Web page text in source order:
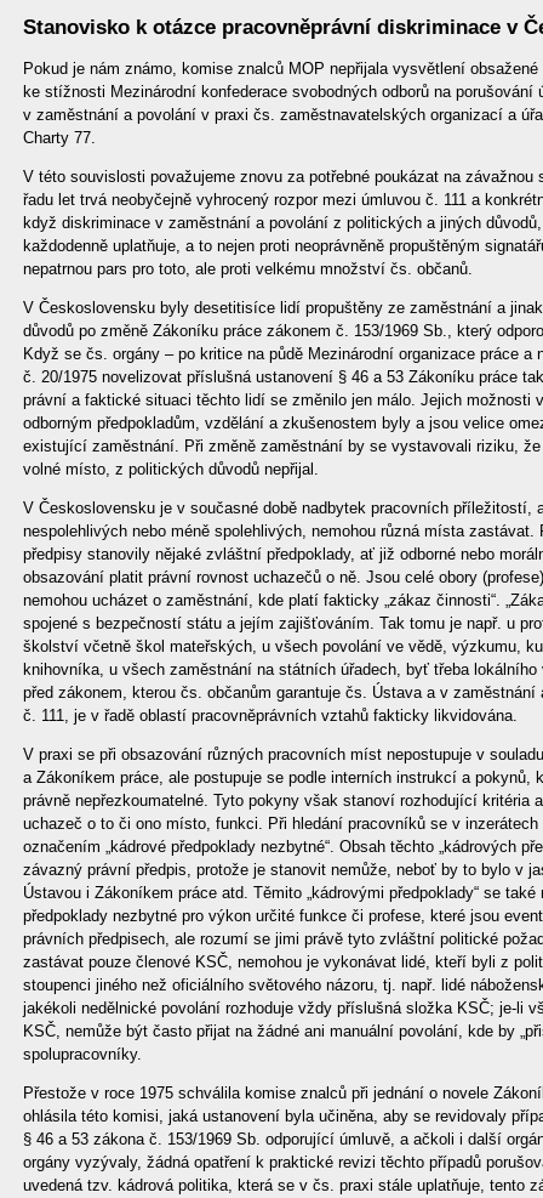
Stanovisko k otázce pracovněprávní diskriminace v
Pokud je nám známo, komise znalců MOP nepřijala vysvětlení
ke stížnosti Mezinárodní konfederace svobodných odborů na porušování
v zaměstnání a povolání v praxi čs. zaměstnavatelských organizací a
Charty 77.
V této souvislosti považujeme znovu za potřebné poukázat na
řadu let trvá neobyčejně vyhrocený rozpor mezi úmluvou č. 111 a
když diskriminace v zaměstnání a povolání z politických a jiných
každodenně uplatňuje, a to nejen proti neoprávněně propuštěným
nepatrnou pars pro toto, ale proti velkému množství čs. občanů.
V Československu byly desetitisíce lidí propuštěny ze zaměstnání a
důvodů po změně Zákoníku práce zákonem č. 153/1969 Sb., který
Když se čs. orgány – po kritice na půdě Mezinárodní organizace práce a
č. 20/1975 novelizovat příslušná ustanovení § 46 a 53 Zákoníku práce
právní a faktické situaci těchto lidí se změnilo jen málo. Jejich možnosti
odborným předpokladům, vzdělání a zkušenostem byly a jsou velice
existující zaměstnání. Při změně zaměstnání by se vystavovali riziku,
volné místo, z politických důvodů nepřijal.
V Československu je v současné době nadbytek pracovních
nespolehlivých nebo méně spolehlivých, nemohou různá místa
předpisy stanovily nějaké zvláštní předpoklady, ať již odborné nebo
obsazování platit právní rovnost uchazečů o ně. Jsou celé obory
nemohou ucházet o zaměstnání, kde platí fakticky „zákaz činnosti“.
spojené s bezpečností státu a jejím zajišťováním. Tak tomu je např. u
školství včetně škol mateřských, u všech povolání ve vědě, výzkumu,
knihovníka, u všech zaměstnání na státních úřadech, byť třeba
před zákonem, kterou čs. občanům garantuje čs. Ústava a v
č. 111, je v řadě oblastí pracovněprávních vztahů fakticky likvidována.
V praxi se při obsazování různých pracovních míst nepostupuje v
a Zákoníkem práce, ale postupuje se podle interních instrukcí a pokynů,
právně nepřezkoumatelné. Tyto pokyny však stanoví rozhodující kritéria
uchazeč o to či ono místo, funkci. Při hledání pracovníků se v
označením „kádrové předpoklady nezbytné“. Obsah těchto „kádrových
závazný právní předpis, protože je stanovit nemůže, neboť by to bylo v
Ústavou i Zákoníkem práce atd. Těmito „kádrovými předpoklady“ se
předpoklady nezbytné pro výkon určité funkce či profese, které jsou
právních předpisech, ale rozumí se jimi právě tyto zvláštní politické
zastávat pouze členové KSČ, nemohou je vykonávat lidé, kteří byli z
stoupenci jiného než oficiálního světového názoru, tj. např. lidé
jakékoli nedělnické povolání rozhoduje vždy příslušná složka KSČ; je-li
KSČ, nemůže být často přijat na žádné ani manuální povolání, kde by
spolupracovníky.
Přestože v roce 1975 schválila komise znalců při jednání o novele
ohlásila této komisi, jaká ustanovení byla učiněna, aby se revidovaly
§ 46 a 53 zákona č. 153/1969 Sb. odporující úmluvě, a ačkoli i další
orgány vyzývaly, žádná opatření k praktické revizi těchto případů
uvedená tzv. kádrová politika, která se v čs. praxi stále uplatňuje, tento